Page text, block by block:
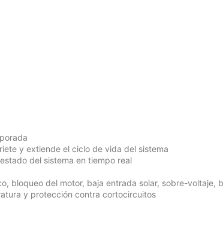
y extiende el ciclo de vida del sistema
del sistema en tiempo real
bloqueo del motor, baja entrada solar, sobre-voltaje,
y protección contra cortocircuitos